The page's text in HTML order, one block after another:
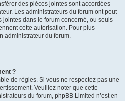
des pièces jointes sont accordées
Les administrateurs du forum ont peut-
jointes dans le forum concerné, ou seuls
cette autorisation. Pour plus
administrateur du forum.
?
de règles. Si vous ne respectez pas une
Veuillez noter que cette
du forum, phpBB Limited n’est en